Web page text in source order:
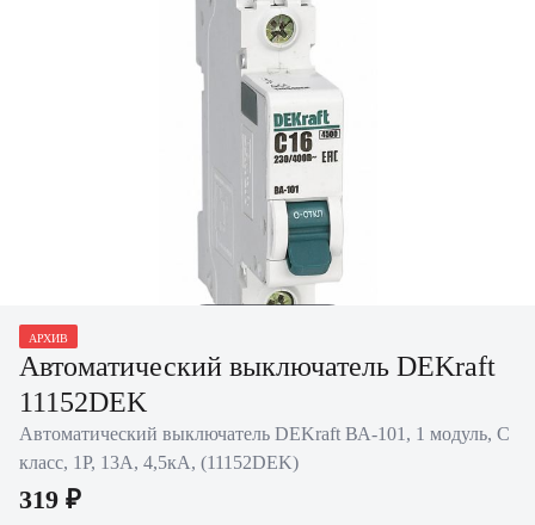
АРХИВ
Автоматический выключатель DEKraft
11152DEK
Автоматический выключатель DEKraft ВА-101, 1 модуль, C
класс, 1P, 13А, 4,5кА, (11152DEK)
319 ₽